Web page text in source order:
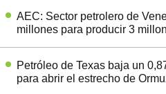
AEC: Sector petrolero de
millones para producir 3
Petróleo de Texas baja un
para abrir el estrecho de